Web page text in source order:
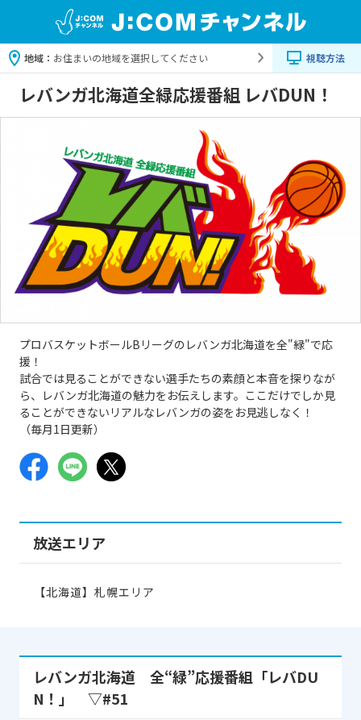
地域： お住まいの地域を選択してください 視聴方法
レバンガ北海道全緑応援番組 レバDUN！
プロバスケットボールBリーグのレバンガ北海道を全"緑"で応
援！
試合では見ることができない選手たちの素顔と本音を探りなが
ら、レバンガ北海道の魅力をお伝えします。ここだけでしか見
ることができないリアルなレバンガの姿をお見逃しなく！
（毎月1日更新）
放送エリア
【北海道】札幌エリア
レバンガ北海道 全“緑”応援番組「レバDU
N！」 ▽#51